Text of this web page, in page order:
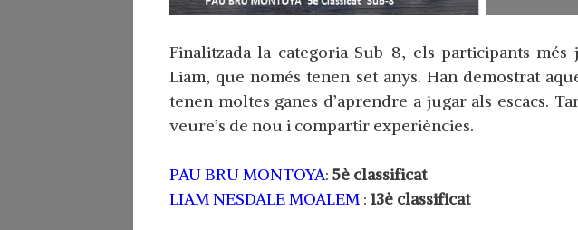
Finalitzada la categoria Sub-8, els participants
Liam, que només tenen set anys. Han demostrat
tenen moltes ganes d’aprendre a jugar als escacs.
veure’s de nou i compartir experiències.
PAU BRU MONTOYA: 5è classificat
LIAM NESDALE MOALEM : 13è classificat